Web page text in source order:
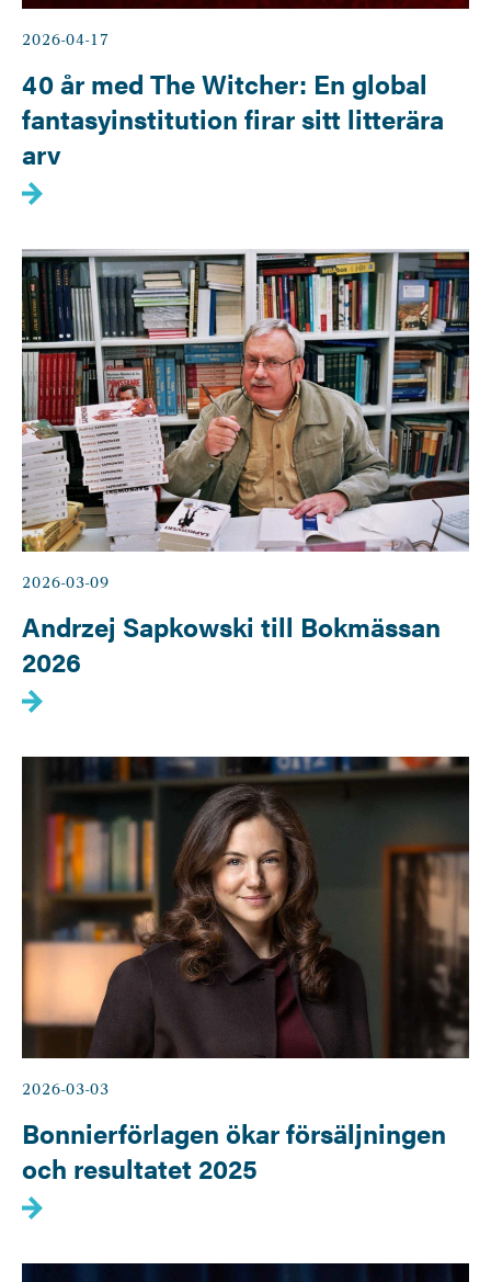
2026-04-17
40 år med The Witcher: En global
fantasyinstitution firar sitt litterära
arv
2026-03-09
Andrzej Sapkowski till Bokmässan
2026
2026-03-03
Bonnierförlagen ökar försäljningen
och resultatet 2025